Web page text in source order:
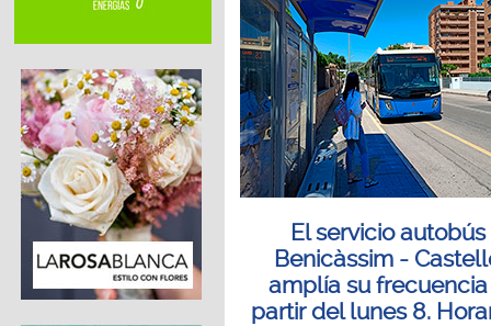
El servicio autobús
Benicàssim -
amplía su
partir del lunes 8.